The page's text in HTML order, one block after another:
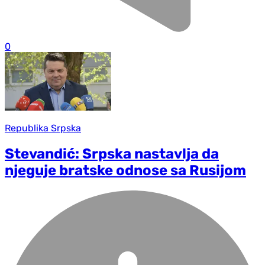
0
Republika Srpska
Stevandić: Srpska nastavlja da
njeguje bratske odnose sa Rusijom